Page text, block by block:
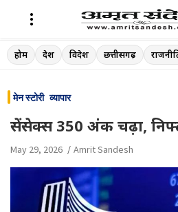
Skip
to
होम देश विदेश छत्तीसगढ़
मेन स्टोरी व्यापार
सेंसेक्स 350 अंक चढ़ा,
May 29, 2026 Amrit Sandesh